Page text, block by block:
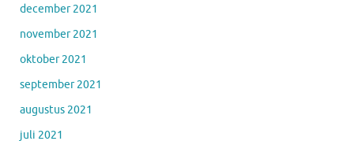
december 2021
november 2021
oktober 2021
september 2021
augustus 2021
juli 2021